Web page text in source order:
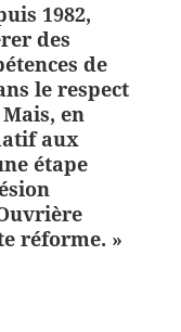
1982,
des
de
le respect
en
aux
étape
réforme. »